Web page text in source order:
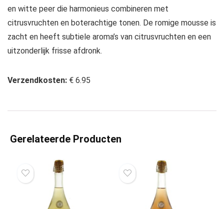
en witte peer die harmonieus combineren met
citrusvruchten en boterachtige tonen. De romige mousse is
zacht en heeft subtiele aroma’s van citrusvruchten en een
uitzonderlijk frisse afdronk.
Verzendkosten: € 6.95
Gerelateerde Producten